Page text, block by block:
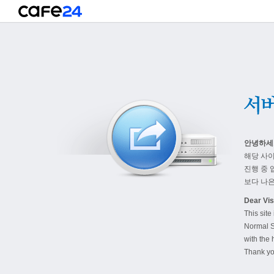
안녕하
해당 사
진행 중
보다 나
Dear
This site
Normal
with the
Thank